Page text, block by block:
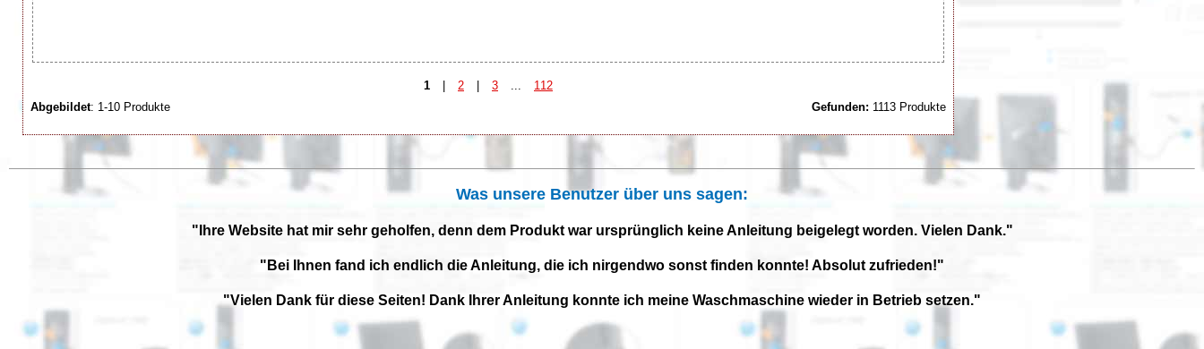
1 | 2 | 3
112
Abgebildet: 1-10 Produkte Gefunden: 1113 Produkte
Was unsere Benutzer über uns sagen:
"Ihre Website hat mir sehr geholfen, denn dem Produkt war ursprünglich keine Anleitung beigelegt worden. Vielen Dank."
"Bei Ihnen fand ich endlich die Anleitung, die ich nirgendwo sonst finden konnte! Absolut zufrieden!"
"Vielen Dank für diese Seiten! Dank Ihrer Anleitung konnte ich meine Waschmaschine wieder in Betrieb setzen."